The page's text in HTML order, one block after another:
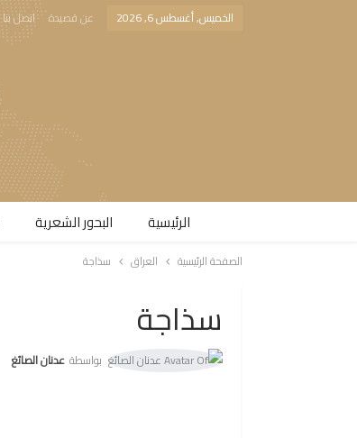
الخميس, أغسطس 6, 2026 عن قصيدة اتصل بنا
الرئيسية البحور الشعرية​
الصفحة الرئيسية العراق سذاجة
سذاجة
بواسطة عدنان الصائغ